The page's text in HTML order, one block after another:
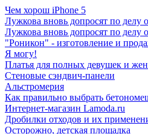
Чем хорош iPhone 5
Лужкова вновь допросят по
Лужкова вновь допросят по
"Роникон" - изготовление и
Я могу!
Платья для полных девушек и
Стеновые сэндвич-панели
Альстромерия
Как правильно выбрать
Интернет-магазин Lamoda.ru
Дробилки отходов и их
Осторожно, детская площадка